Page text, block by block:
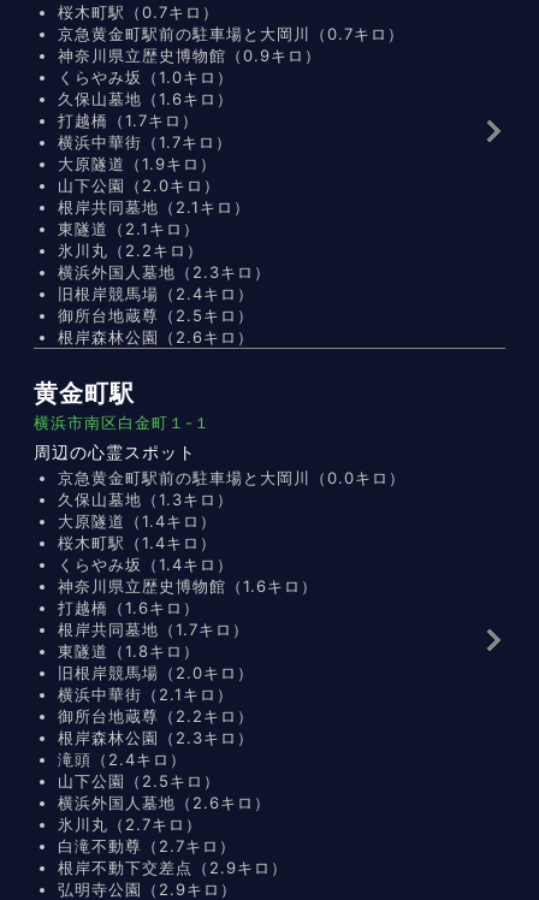
桜木町駅（0.7キロ）
京急黄金町駅前の駐車場と大岡川（0.7キロ）
神奈川県立歴史博物館（0.9キロ）
くらやみ坂（1.0キロ）
久保山墓地（1.6キロ）
打越橋（1.7キロ）
横浜中華街（1.7キロ）
大原隧道（1.9キロ）
山下公園（2.0キロ）
根岸共同墓地（2.1キロ）
東隧道（2.1キロ）
氷川丸（2.2キロ）
横浜外国人墓地（2.3キロ）
旧根岸競馬場（2.4キロ）
御所台地蔵尊（2.5キロ）
根岸森林公園（2.6キロ）
黄金町駅
横浜市南区白金町１-１
周辺の心霊スポット
京急黄金町駅前の駐車場と大岡川（0.0キロ）
久保山墓地（1.3キロ）
大原隧道（1.4キロ）
桜木町駅（1.4キロ）
くらやみ坂（1.4キロ）
神奈川県立歴史博物館（1.6キロ）
打越橋（1.6キロ）
根岸共同墓地（1.7キロ）
東隧道（1.8キロ）
旧根岸競馬場（2.0キロ）
横浜中華街（2.1キロ）
御所台地蔵尊（2.2キロ）
根岸森林公園（2.3キロ）
滝頭（2.4キロ）
山下公園（2.5キロ）
横浜外国人墓地（2.6キロ）
氷川丸（2.7キロ）
白滝不動尊（2.7キロ）
根岸不動下交差点（2.9キロ）
弘明寺公園（2.9キロ）